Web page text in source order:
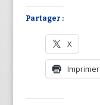
Partager :
X
Imprimer